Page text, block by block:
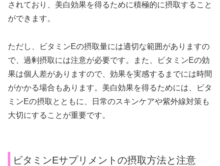
されており、美白効果を得るために積極的に摂取すること
ができます。
ただし、ビタミンEの摂取量には適切な範囲がありますの
で、過剰摂取には注意が必要です。また、ビタミンEの効
果は個人差がありますので、効果を実感するまでには時間
がかかる場合もあります。美白効果を得るためには、ビタ
ミンEの摂取とともに、日常のスキンケアや紫外線対策も
大切にすることが重要です。
ビタミンEサプリメントの摂取方法と注意